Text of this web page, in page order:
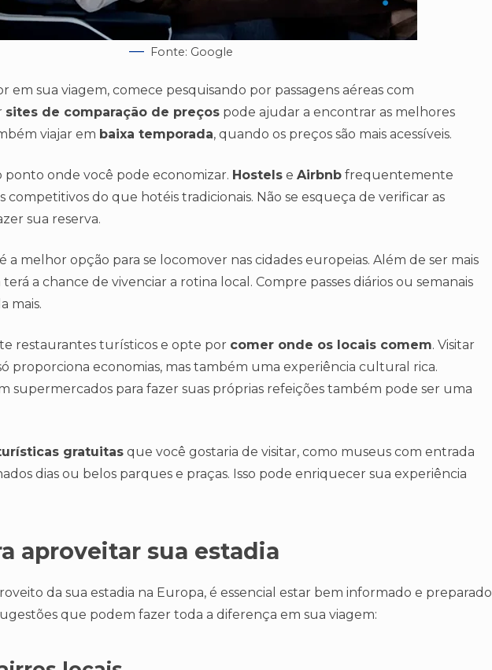
Fonte: Google
em sua viagem, comece pesquisando por passagens aéreas com
sites de comparação de preços pode ajudar a encontrar as melhores
viajar em baixa temporada, quando os preços são mais acessíveis.
onde você pode economizar. Hostels e Airbnb frequentemente
competitivos do que hotéis tradicionais. Não se esqueça de verificar as
sua reserva.
é a melhor opção para se locomover nas cidades europeias. Além de ser mais
a chance de vivenciar a rotina local. Compre passes diários ou semanais
mais.
restaurantes turísticos e opte por comer onde os locais comem. Visitar
proporciona economias, mas também uma experiência cultural rica.
supermercados para fazer suas próprias refeições também pode ser uma
gratuitas que você gostaria de visitar, como museus com entrada
dias ou belos parques e praças. Isso pode enriquecer sua experiência
aproveitar sua estadia
da sua estadia na Europa, é essencial estar bem informado e
que podem fazer toda a diferença em sua viagem: